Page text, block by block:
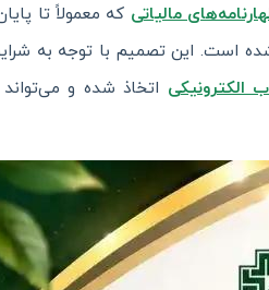
مالیاتی که معمولاً تا
است. این تصمیم با توجه به
الکترونیکی اتخاذ شده و